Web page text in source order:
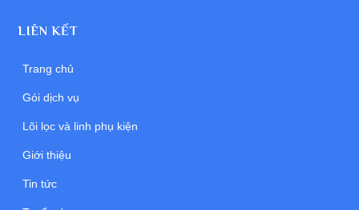
LIÊN KẾT
Trang chủ
Gói dịch vụ
Lõi lọc và linh phụ kiện
Giới thiệu
Tin tức